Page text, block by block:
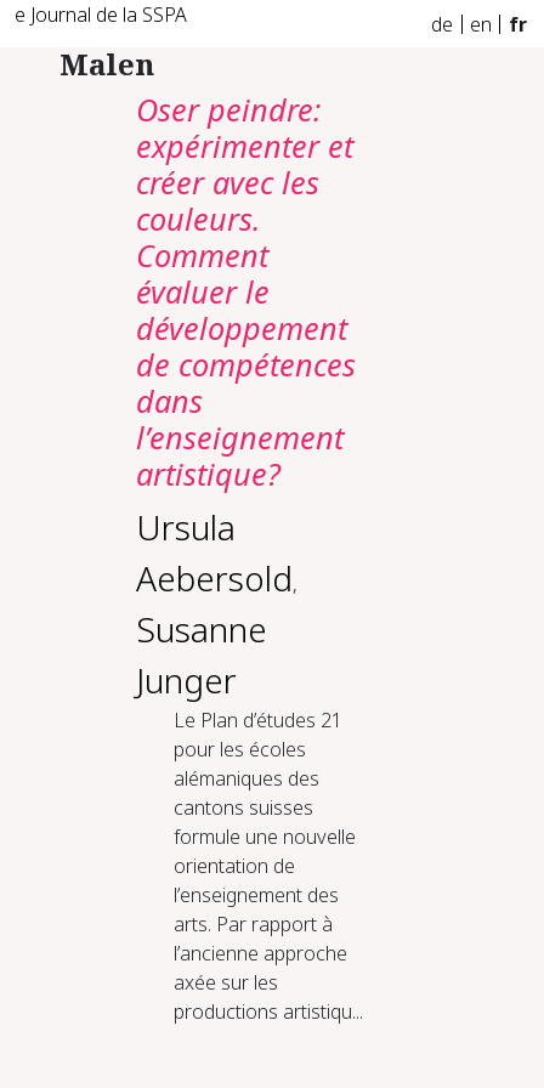
e Journal de la SSPA de en fr
Malen
Oser peindre:
expérimenter et
créer avec les
couleurs.
Comment
évaluer le
développement
de compétences
dans
l’enseignement
artistique?
Ursula
Aebersold,
Susanne
Junger
Le Plan d’études 21
pour les écoles
alémaniques des
cantons suisses
formule une nouvelle
orientation de
l’enseignement des
arts. Par rapport à
l’ancienne approche
axée sur les
productions artistiqu...